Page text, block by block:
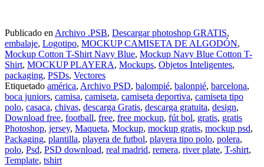
Publicado en Archivo .PSB, Descargar photoshop GRATIS,
embalaje, Logotipo, MOCKUP CAMISETA DE ALGODÓN,
Mockup Cotton T-Shirt Navy Blue, Mockup Navy Blue Cotton T-
Shirt, MOCKUP PLAYERA, Mockups, Objetos Inteligentes,
packaging, PSDs, Vectores
Etiquetado américa, Archivo PSD, balompié, balonpié, barcelona,
boca juniors, camisa, camiseta, camiseta deportiva, camiseta tipo
polo, casaca, chivas, descarga Gratis, descarga gratuita, design,
Download free, football, free, free mockup, fút bol, gratis, gratis
Photoshop, jersey, Maqueta, Mockup, mockup gratis, mockup psd,
Packaging, plantilla, playera de futbol, playera tipo polo, polera,
polo, Psd, PSD download, real madrid, remera, river plate, T-shirt,
Template, tshirt